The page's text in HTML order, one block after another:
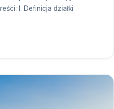
I. Definicja działki